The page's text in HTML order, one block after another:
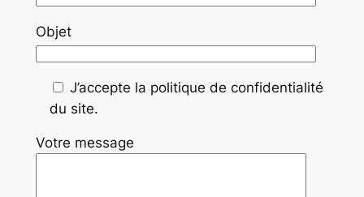
Objet
J’accepte la politique de confidentialité
du site.
Votre message